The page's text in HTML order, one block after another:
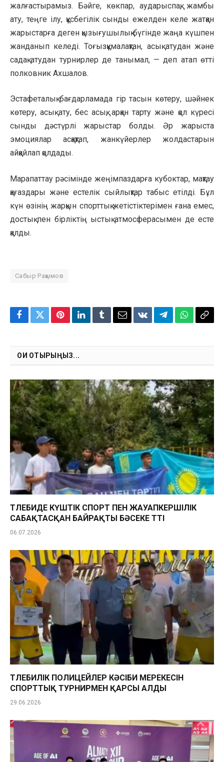
жалғастырамыз. Бәйге, көкпар, аударыспақ, жамбы
ату, теңге ілу, құсбегілік сынды ежелден келе жатқан
жарыстарға деген қызығушылық бүгінде жаңа күшпен
жанданып келеді. Тоғызқұмалақтан, асық атудан және
садақ атудан турнирлер де танымал, — деп атап өтті
полковник Ахшалов.
Эстафеталық бағдарламада гір тасын көтеру, шәйнек
көтеру, асық ату, бес асық, арқан тарту және қол күресі
сынды дәстүрлі жарыстар болды. Әр жарыста
эмоциялар асқақтап, жанкүйерлер жолдастарын
айқайлап қолдады.
Марапаттау рәсімінде жеңімпаздарға кубоктар, мақтау
қағаздары және естелік сыйлықтар табыс етілді. Бұл
күн өзінің жарқын спорттық жетістіктерімен ғана емес,
достық пен бірліктің ыстық атмосферасымен де есте
қалды.
Сабыр Рақымов
Facebook
TwitterPinterestLinkedInTumblrEmailVKontakte
TelegramWhatsApp
Copy
ОҚИ ОТЫРЫҢЫЗ...
ТӨЛЕБИДЕ КҮШТІК СПОРТ ПЕН ЖАУАПКЕРШІЛІК
САБАҚТАСҚАН БАЙРАҚТЫ БӘСЕКЕ ӨТТІ
06.07.2026
ТӨЛЕБИЛІК ПОЛИЦЕЙЛЕР КӘСІБИ МЕРЕКЕСІН
СПОРТТЫҚ ТУРНИРМЕН ҚАРСЫ АЛДЫ
29.06.2026